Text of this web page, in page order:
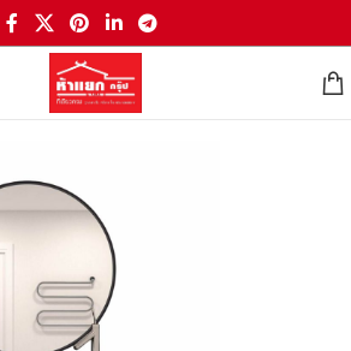
กระจกเงามีกรอบ